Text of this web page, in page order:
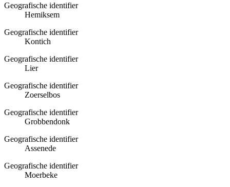
Geografische identifier
Hemiksem
Geografische identifier
Kontich
Geografische identifier
Lier
Geografische identifier
Zoerselbos
Geografische identifier
Grobbendonk
Geografische identifier
Assenede
Geografische identifier
Moerbeke